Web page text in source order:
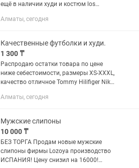
ещё в наличии худи и костюм los
Tommy Hilifiger Nike Adidas Puma Joma
Алматы, сегодня
Качественные футболки и худи.
1 300 ₸
Распродаю остатки товара по цене
ниже себестоимости, размеры XS-XXXL,
качество отличное Tommy Hilifiger Nike
Air max Hermes Prada Gucci Guess Ufc
Алматы, сегодня
Мужские слипоны
10 000 ₸
БЕЗ ТОРГА Продам новые мужские
слипоны фирмы Lozoya производство
ИСПАНИЯ! Цену снизил на 16000!